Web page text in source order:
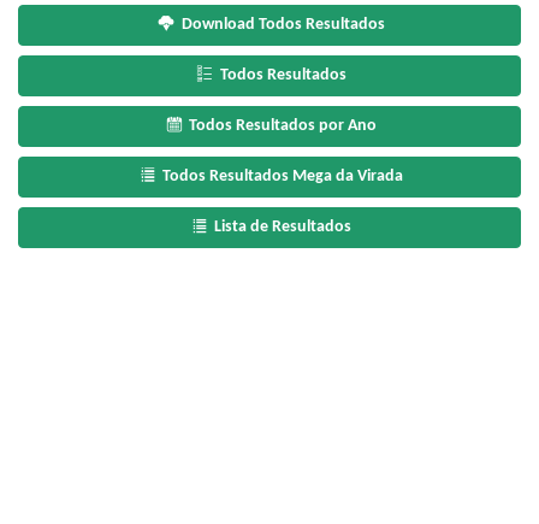
Download Todos Resultados
Todos Resultados
Todos Resultados por Ano
Todos Resultados Mega da Virada
Lista de Resultados